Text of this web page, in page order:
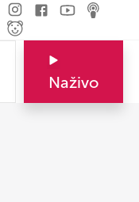
Naživo